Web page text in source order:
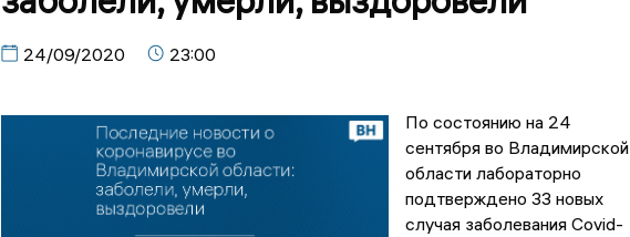
24/09/2020 23:00
По состоянию на 24
сентября во Владимирской
области лабораторно
подтверждено 33 новых
случая заболевания Covid-